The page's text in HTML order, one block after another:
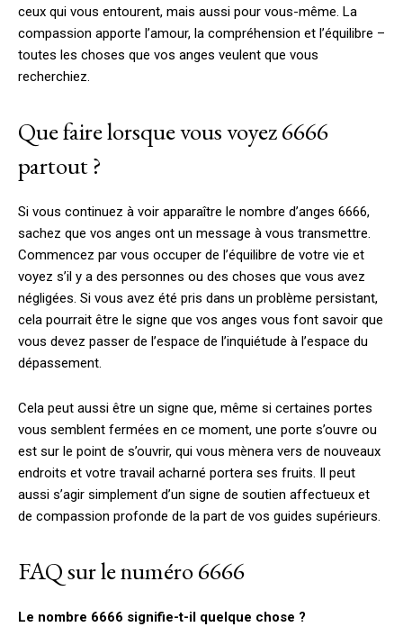
ceux qui vous entourent, mais aussi pour vous-même. La
compassion apporte l’amour, la compréhension et l’équilibre –
toutes les choses que vos anges veulent que vous
recherchiez.
Que faire lorsque vous voyez 6666
partout ?
Si vous continuez à voir apparaître le nombre d’anges 6666,
sachez que vos anges ont un message à vous transmettre.
Commencez par vous occuper de l’équilibre de votre vie et
voyez s’il y a des personnes ou des choses que vous avez
négligées. Si vous avez été pris dans un problème persistant,
cela pourrait être le signe que vos anges vous font savoir que
vous devez passer de l’espace de l’inquiétude à l’espace du
dépassement.
Cela peut aussi être un signe que, même si certaines portes
vous semblent fermées en ce moment, une porte s’ouvre ou
est sur le point de s’ouvrir, qui vous mènera vers de nouveaux
endroits et votre travail acharné portera ses fruits. Il peut
aussi s’agir simplement d’un signe de soutien affectueux et
de compassion profonde de la part de vos guides supérieurs.
FAQ sur le numéro 6666
Le nombre 6666 signifie-t-il quelque chose ?